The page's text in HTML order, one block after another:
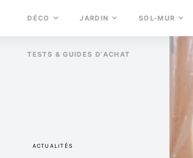
DÉCO JARDIN SOL-MUR
TESTS & GUIDES D’ACHAT
ACTUALITÉS